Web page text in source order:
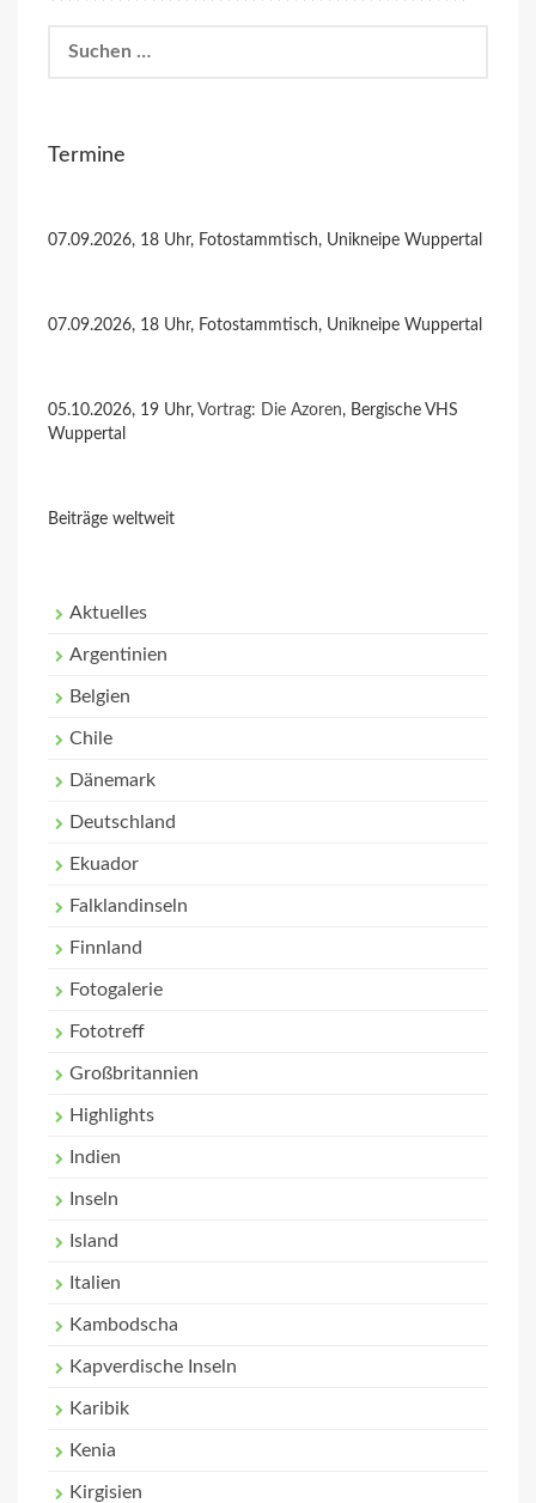
nach:
Termine
07.09.2026, 18 Uhr, Fotostammtisch, Unikneipe Wuppertal
07.09.2026, 18 Uhr, Fotostammtisch, Unikneipe Wuppertal
05.10.2026, 19 Uhr, Vortrag: Die Azoren, Bergische VHS
Wuppertal
Beiträge weltweit
Aktuelles
Argentinien
Belgien
Chile
Dänemark
Deutschland
Ekuador
Falklandinseln
Finnland
Fotogalerie
Fototreff
Großbritannien
Highlights
Indien
Inseln
Island
Italien
Kambodscha
Kapverdische Inseln
Karibik
Kenia
Kirgisien